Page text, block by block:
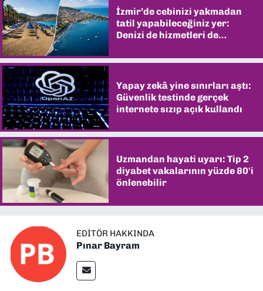
İzmir’de cebinizi yakmadan
tatil yapabileceğiniz yer:
Denizi de hizmetleri de
Yapay zekâ yine sınırları aştı:
Güvenlik testinde gerçek
internete sızıp açık kullandı
Uzmandan hayati uyarı: Tip 2
diyabet vakalarının yüzde 80'i
önlenebilir
EDITÖR HAKKINDA
Pınar Bayram